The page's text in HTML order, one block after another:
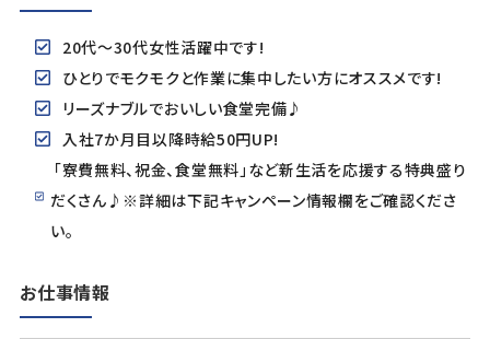
20代～30代女性活躍中です!
ひとりでモクモクと作業に集中したい方にオススメです!
リーズナブルでおいしい食堂完備♪
入社7か月目以降時給50円UP!
「寮費無料、祝金、食堂無料」など新生活を応援する特典盛り
だくさん♪※詳細は下記キャンペーン情報欄をご確認くださ
い。
お仕事情報